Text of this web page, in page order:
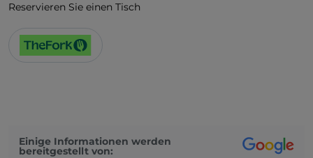
Reservieren Sie einen Tisch
Einige Informationen werden
bereitgestellt von: